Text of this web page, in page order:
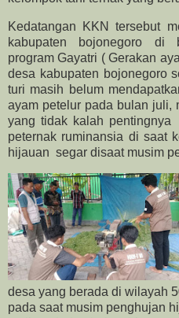
Kedatangan KKN tersebut
kabupaten bojonegoro di
program Gayatri ( Gerakan
desa kabupaten bojonegoro
turi masih belum
ayam petelur pada bulan juli,
yang tidak kalah pentingnya
peternak ruminansia di saat
hijauan segar disaat musim
desa yang berada di wilayah
pada saat musim penghujan